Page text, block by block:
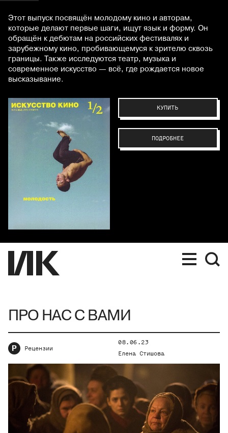
Этот выпуск посвящён молодому кино и авторам,
которые делают первые шаги, ищут язык и форму. Он
обращён к дебютам на российских фестивалях и
зарубежному кино, пробивающемуся к зрителю сквозь
границы. Также исследуются театр, музыка и
современное искусство — всё, где рождается новое
высказывание.
КУПИТЬ
ПОДРОБНЕЕ
ПРО НАС С ВАМИ
Р Рецензии
08.06.23
Елена Стишова